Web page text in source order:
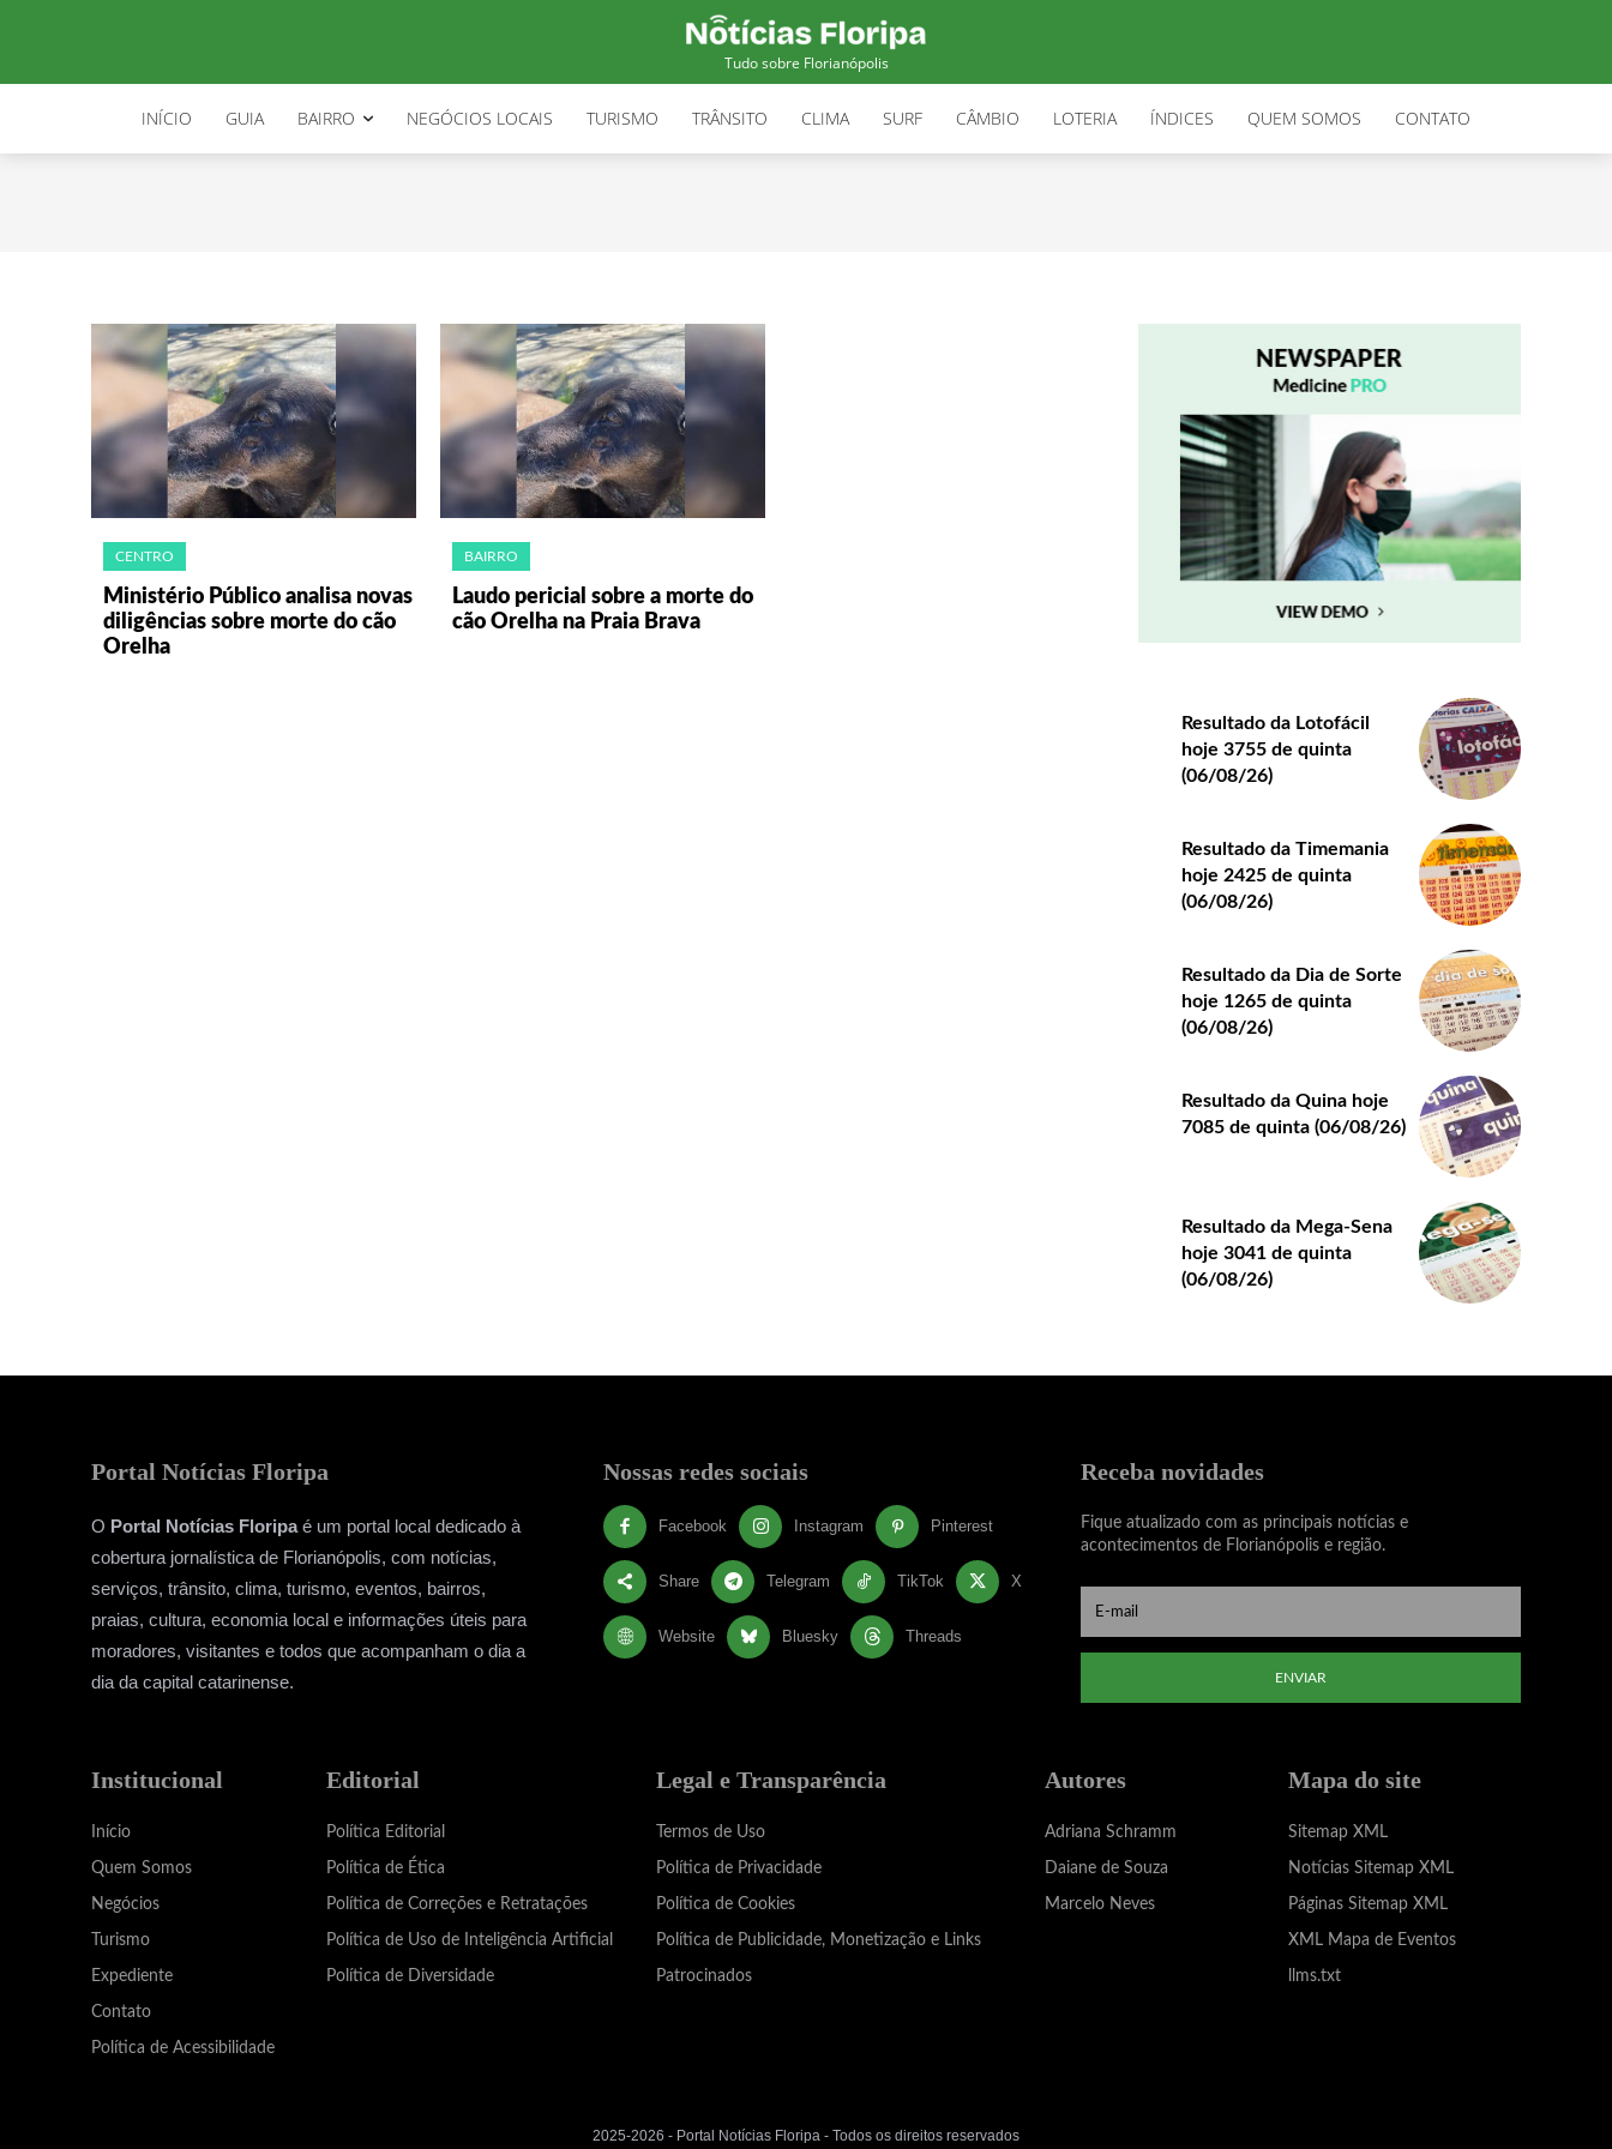
Tudo sobre Florianópolis
INÍCIO GUIA BAIRRO NEGÓCIOS LOCAIS TURISMO TRÂNSITO CLIMA SURF CÂMBIO LOTERIA ÍNDICES QUEM SOMOS CONTATO
orelha
CENTRO
Ministério Público analisa novas
diligências sobre morte do cão
Orelha
BAIRRO
Laudo pericial sobre a morte do
cão Orelha na Praia Brava
Resultado da Lotofácil
hoje 3755 de quinta
(06/08/26)
Resultado da Timemania
hoje 2425 de quinta
(06/08/26)
Resultado da Dia de Sorte
hoje 1265 de quinta
(06/08/26)
Resultado da Quina hoje
7085 de quinta (06/08/26)
Resultado da Mega-Sena
hoje 3041 de quinta
(06/08/26)
Portal Notícias Floripa
O Portal Notícias Floripaé um portal local dedicado à
cobertura jornalística de Florianópolis, com notícias,
serviços, trânsito, clima, turismo, eventos, bairros,
praias, cultura, economia local e informações úteis para
moradores, visitantes e todos que acompanham o dia a
dia da capital catarinense.
Nossas redes sociais
Facebook Instagram Pinterest
Share Telegram TikTok X
Website Bluesky Threads
Receba novidades
Fique atualizado com as principais notícias e
acontecimentos de Florianópolis e região.
ENVIAR
Institucional
Início
Quem Somos
Negócios
Turismo
Expediente
Contato
Política de Acessibilidade
Editorial
Política Editorial
Política de Ética
Política de Correções e Retratações
Política de Uso de Inteligência Artificial
Política de Diversidade
Legal e Transparência
Termos de Uso
Política de Privacidade
Política de Cookies
Política de Publicidade, Monetização e Links
Patrocinados
Autores
Adriana Schramm
Daiane de Souza
Marcelo Neves
Mapa do site
Sitemap XML
Notícias Sitemap XML
Páginas Sitemap XML
XML Mapa de Eventos
llms.txt
2025-2026 - Portal Notícias Floripa - Todos os direitos reservados